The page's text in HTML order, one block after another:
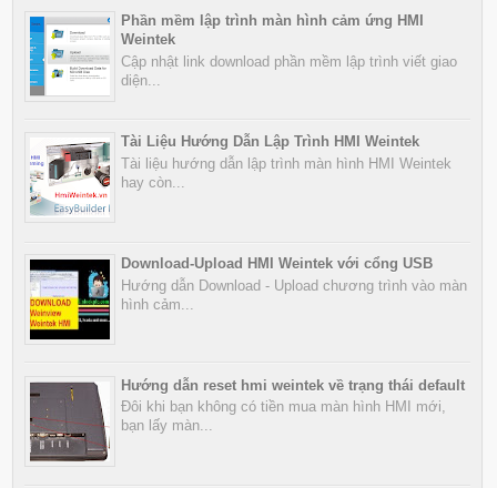
Phần mềm lập trình màn hình cảm ứng HMI
Weintek
Cập nhật link download phần mềm lập trình viết giao
diện...
Tài Liệu Hướng Dẫn Lập Trình HMI Weintek
Tài liệu hướng dẫn lập trình màn hình HMI Weintek
hay còn...
Download-Upload HMI Weintek với cổng USB
Hướng dẫn Download - Upload chương trình vào màn
hình cảm...
Hướng dẫn reset hmi weintek về trạng thái default
Đôi khi bạn không có tiền mua màn hình HMI mới,
bạn lấy màn...